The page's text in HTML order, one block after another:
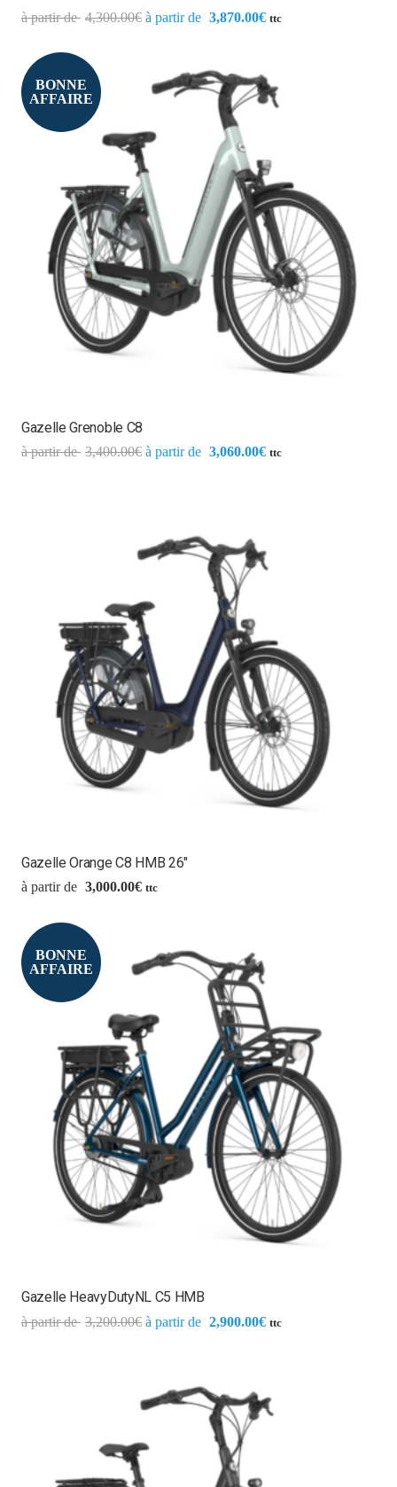
4,300.00€ 3,870.00€ ttc
BONNE
AFFAIRE
Gazelle Grenoble C8
3,400.00€ 3,060.00€ ttc
Gazelle Orange C8 HMB 26″
3,000.00€ ttc
BONNE
AFFAIRE
Gazelle HeavyDutyNL C5 HMB
3,200.00€ 2,900.00€ ttc